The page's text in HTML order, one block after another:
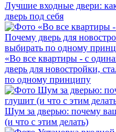
Лучшие входные двери:
дверь под себя
«Во все квартиры - с
дверь для новостройки,
по одному принципу
Шум за дверью: почему
(и что с этим делать)